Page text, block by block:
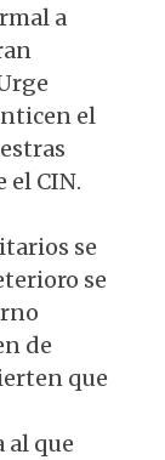
a
el
el CIN.
se
se
de
que
que